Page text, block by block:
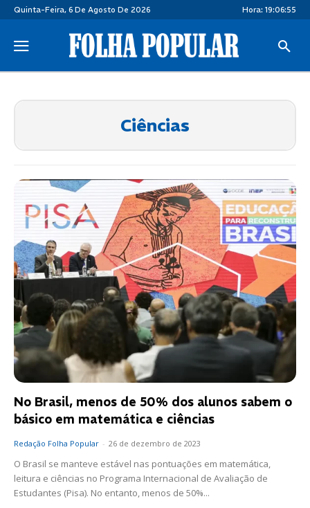
Quinta-Feira, 6 De Agosto De 2026 Hora:19:06:56
Ciências
No Brasil, menos de 50% dos alunos sabem o
básico em matemática e ciências
Redação Folha Popular - 26 de dezembro de 2023
O Brasil se manteve estável nas pontuações em matemática,
leitura e ciências no Programa Internacional de Avaliação de
Estudantes (Pisa). No entanto, menos de 50%...